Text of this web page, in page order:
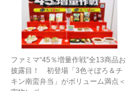
ファミマ“45％増量作戦”全13商品お
披露目！ 初登場「3色そぼろ＆チ
キン南蛮弁当」がボリューム満点＜